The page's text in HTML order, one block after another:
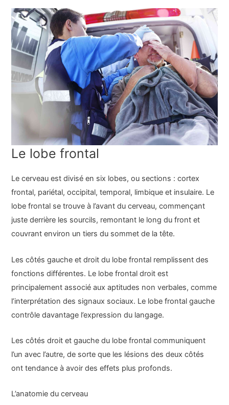
Le lobe frontal
Le cerveau est divisé en six lobes, ou sections : cortex
frontal, pariétal, occipital, temporal, limbique et insulaire. Le
lobe frontal se trouve à l’avant du cerveau, commençant
juste derrière les sourcils, remontant le long du front et
couvrant environ un tiers du sommet de la tête.
Les côtés gauche et droit du lobe frontal remplissent des
fonctions différentes. Le lobe frontal droit est
principalement associé aux aptitudes non verbales, comme
l’interprétation des signaux sociaux. Le lobe frontal gauche
contrôle davantage l’expression du langage.
Les côtés droit et gauche du lobe frontal communiquent
l’un avec l’autre, de sorte que les lésions des deux côtés
ont tendance à avoir des effets plus profonds.
L’anatomie du cerveau